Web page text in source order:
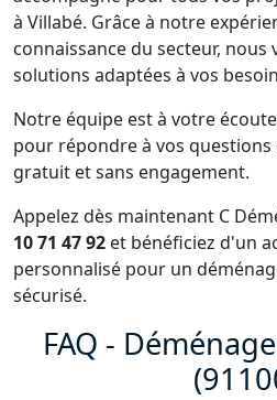
à Villabé. Grâce à notre
connaissance du secteur,
solutions adaptées à vos
Notre équipe est à votre
pour répondre à vos
gratuit et sans engagement.
Appelez dès maintenant C
10 71 47 92 et bénéficiez d'un
personnalisé pour un
sécurisé.
FAQ -